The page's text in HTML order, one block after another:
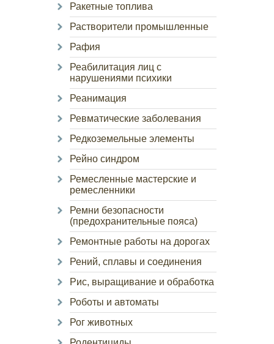
Ракетные топлива
Растворители промышленные
Рафия
Реабилитация лиц с
нарушениями психики
Реанимация
Ревматические заболевания
Редкоземельные элементы
Рейно синдром
Ремесленные мастерские и
ремесленники
Ремни безопасности
(предохранительные пояса)
Ремонтные работы на дорогах
Рений, сплавы и соединения
Рис, выращивание и обработка
Роботы и автоматы
Рог животных